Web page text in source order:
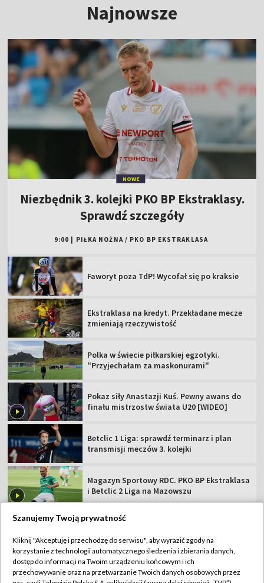
Najnowsze
NOWE
Niezbędnik 3. kolejki PKO BP Ekstraklasy.
Sprawdź szczegóły
9:00 PIŁKA NOŻNA / PKO BP EKSTRAKLASA
Faworyt poza TdP! Wycofał się po kraksie
Ekstraklasa na kredyt. Przekładane mecze
zmieniają rzeczywistość
Polka w świecie piłkarskiej egzotyki.
"Przyjechałam za maskonurami"
Pokaz siły Anastazji Kuś. Pewny awans do
finału mistrzostw świata U20 [WIDEO]
Betclic 1 Liga: sprawdź terminarz i plan
transmisji meczów 3. kolejki
Magazyn Sportowy RDC. PKO BP Ekstraklasa
i Betclic 2 Liga na Mazowszu
TVP
Abonament TVP
Regulamin TVP
Szanujemy Twoją prywatność
Kliknij "Akceptuję i przechodzę do serwisu", aby wyrazić zgody na
korzystanie z technologii automatycznego śledzenia i zbierania danych,
dostęp do informacji na Twoim urządzeniu końcowym i ich
przechowywanie oraz na przetwarzanie Twoich danych osobowych przez